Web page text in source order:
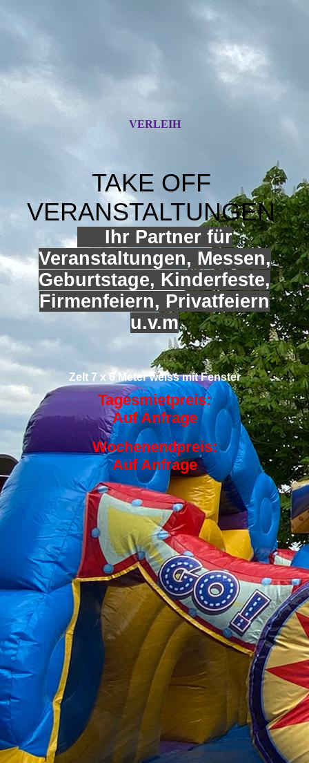
VERLEIH
TAKE OFF
VERANSTALTUNGEN
Ihr Partner für
Veranstaltungen, Messen,
Geburtstage, Kinderfeste,
Firmenfeiern, Privatfeiern
u.v.m
Zelt 7 x 6 Meter weiss mit Fenster
Tagesmietpreis:
Auf Anfrage
Wochenendpreis:
Auf Anfrage